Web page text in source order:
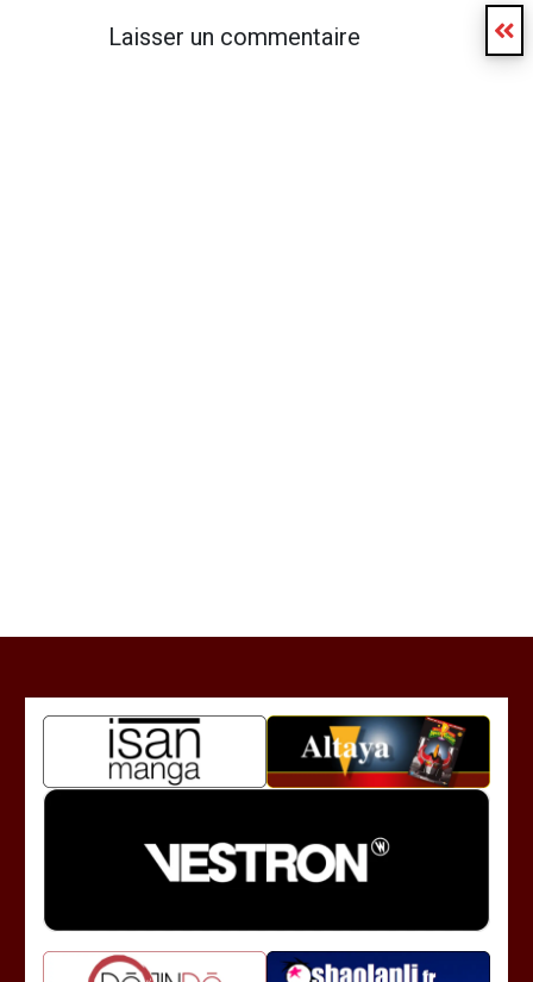
Laisser un commentaire